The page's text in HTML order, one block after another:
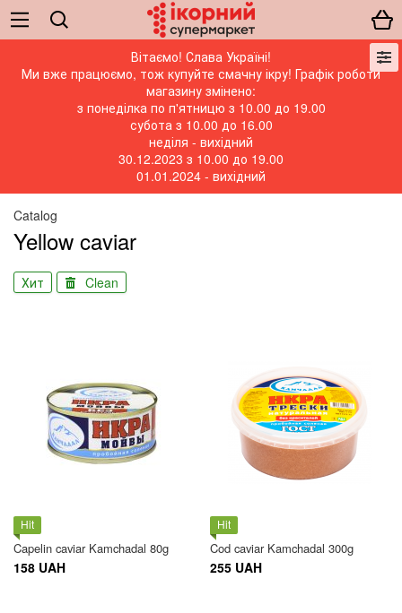
Вітаємо! Слава Україні!
Ми вже працюємо, тож купуйте смачну ікру! Графік роботи
магазину змінено:
з понеділка по п'ятницю з 10.00 до 19.00
субота з 10.00 до 16.00
неділя - вихідний
30.12.2023 з 10.00 до 19.00
01.01.2024 - вихідний
Catalog
Yellow caviar
Хит Clean
Hit
Capelin caviar Kamchadal 80g
158 UAH
Hit
Cod caviar Kamchadal 300g
255 UAH